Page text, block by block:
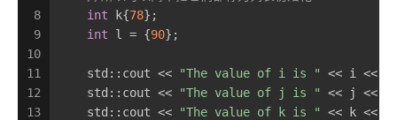
8
9
10
11
12
13
int k{78};
int l = {90};
    std::cout <<
"The value of i is " << i <<
    std::cout <<
"The value of j is " << j <<
    std::cout <<
"The value of k is " << k <<